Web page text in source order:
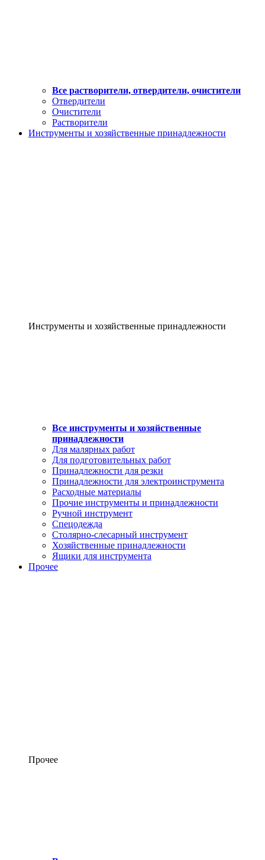
Все растворители, отвердители, очистители
Отвердители
Очистители
Растворители
Инструменты и хозяйственные принадлежности
Инструменты и хозяйственные принадлежности
Все инструменты и хозяйственные
принадлежности
Для малярных работ
Для подготовительных работ
Принадлежности для резки
Принадлежности для электроинструмента
Расходные материалы
Прочие инструменты и принадлежности
Ручной инструмент
Спецодежда
Столярно-слесарный инструмент
Хозяйственные принадлежности
Ящики для инструмента
Прочее
Прочее